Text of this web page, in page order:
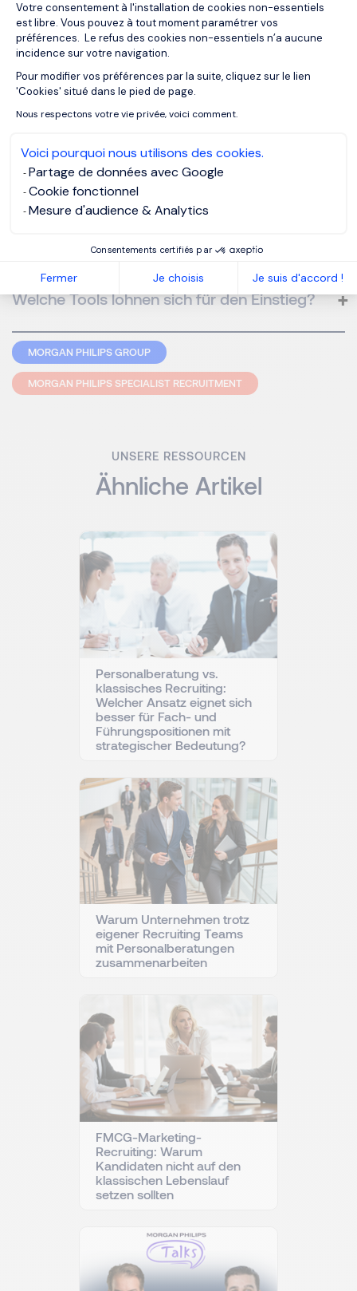
Votre consentement à l'installation de cookies non-essentiels
est libre. Vous pouvez à tout moment paramétrer vos
préférences. Le refus des cookies non-essentiels n’a aucune
incidence sur votre navigation.
Pour modifier vos préférences par la suite, cliquez sur le lien
'Cookies' situé dans le pied de page.
Nous respectons votre vie privée, voici comment.
Voici pourquoi nous utilisons des cookies.
Partage de données avec Google
Cookie fonctionnel
Mesure d'audience & Analytics
Consentements certifiés par
Fermer Je choisis Je suis d'accord !
Axeptio consent
Warum ist Zusammenarbeit zwischen HR
und Finance so wichtig?
Wie hilft KI im Recruiting?
Können KI-Tools HR ersetzen?
Was bringt KI aus Sicht der
Welche Tools lohnen sich für den Einstieg?
MORGAN PHILIPS GROUP
MORGAN PHILIPS SPECIALIST RECRUITMENT
UNSERE RESSOURCEN
Ähnliche Artikel
Personalberatung vs.
klassisches Recruiting:
Welcher Ansatz eignet sich
besser für Fach- und
Führungspositionen mit
strategischer Bedeutung?
Warum Unternehmen trotz
eigener Recruiting Teams
mit Personalberatungen
zusammenarbeiten
FMCG-Marketing-
Recruiting: Warum
Kandidaten nicht auf den
klassischen Lebenslauf
setzen sollten